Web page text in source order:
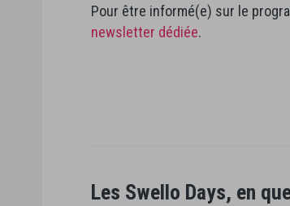
Pour être informé(e) sur le
newsletter dédiée.
Les Swello Days, en